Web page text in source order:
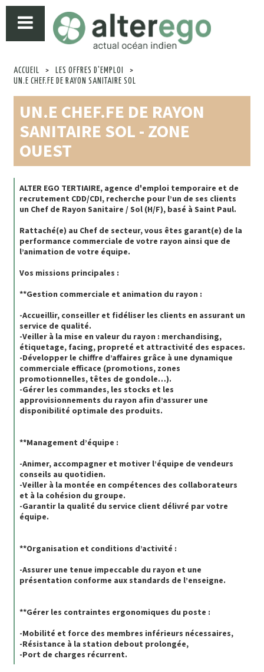
ACCUEIL > LES OFFRES D'EMPLOI
>
UN.E CHEF.FE DE RAYON SANITAIRE SOL
UN.E CHEF.FE DE RAYON
SANITAIRE SOL - ZONE
OUEST
ALTER EGO TERTIAIRE, agence d'emploi temporaire et de
recrutement CDD/CDI, recherche pour l’un de ses clients
un Chef de Rayon Sanitaire / Sol (H/F), basé à Saint Paul.
Rattaché(e) au Chef de secteur, vous êtes garant(e) de la
performance commerciale de votre rayon ainsi que de
l’animation de votre équipe.
Vos missions principales :
**Gestion commerciale et animation du rayon :
-Accueillir, conseiller et fidéliser les clients en assurant un
service de qualité.
-Veiller à la mise en valeur du rayon : merchandising,
étiquetage, facing, propreté et attractivité des espaces.
-Développer le chiffre d’affaires grâce à une dynamique
commerciale efficace (promotions, zones
promotionnelles, têtes de gondole…).
-Gérer les commandes, les stocks et les
approvisionnements du rayon afin d’assurer une
disponibilité optimale des produits.
**Management d’équipe :
-Animer, accompagner et motiver l’équipe de vendeurs
conseils au quotidien.
-Veiller à la montée en compétences des collaborateurs
et à la cohésion du groupe.
-Garantir la qualité du service client délivré par votre
équipe.
**Organisation et conditions d’activité :
-Assurer une tenue impeccable du rayon et une
présentation conforme aux standards de l’enseigne.
**Gérer les contraintes ergonomiques du poste :
-Mobilité et force des membres inférieurs nécessaires,
-Résistance à la station debout prolongée,
-Port de charges récurrent.